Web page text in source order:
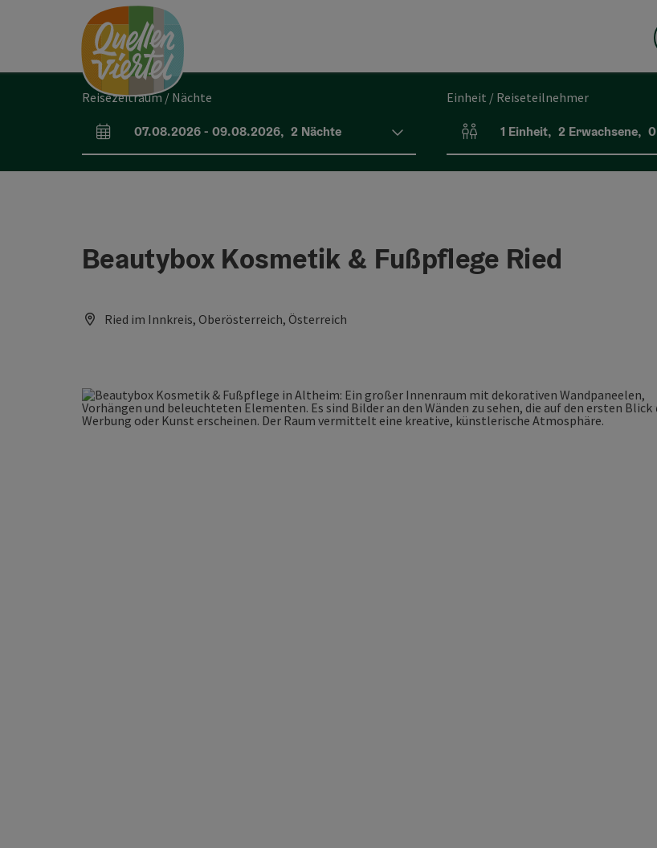
Zum InhaltAccesskey
[0]
Zur NavigationAccesskey
Zum Seitenanfang Accesskey
Reisezeitraum / Nächte
An- und Abreisefelder
07.08.2026- 09.08.2026, 2 Nächte
Einheit / Reiseteilnehmer
Einheitenanzahl und Personenfelder
1 Einheit, 2 Erwachsene, 0
Beautybox Kosmetik & Fußpflege Ried
Ried im Innkreis, Oberösterreich, Österreich